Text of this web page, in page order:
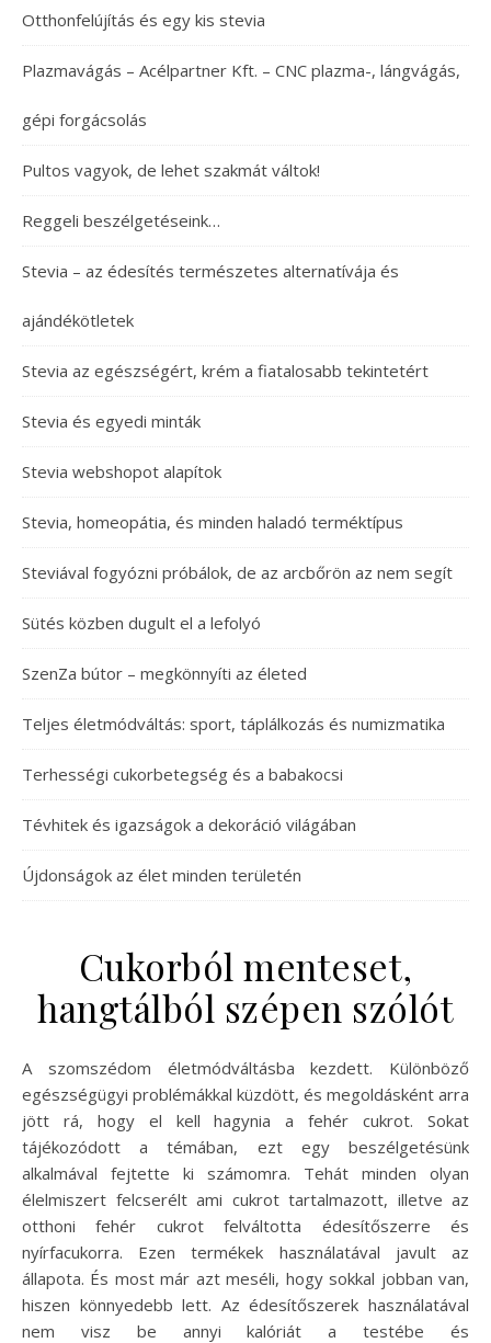
Otthonfelújítás és egy kis stevia
Plazmavágás – Acélpartner Kft. – CNC plazma-, lángvágás,
gépi forgácsolás
Pultos vagyok, de lehet szakmát váltok!
Reggeli beszélgetéseink…
Stevia – az édesítés természetes alternatívája és
ajándékötletek
Stevia az egészségért, krém a fiatalosabb tekintetért
Stevia és egyedi minták
Stevia webshopot alapítok
Stevia, homeopátia, és minden haladó terméktípus
Steviával fogyózni próbálok, de az arcbőrön az nem segít
Sütés közben dugult el a lefolyó
SzenZa bútor – megkönnyíti az életed
Teljes életmódváltás: sport, táplálkozás és numizmatika
Terhességi cukorbetegség és a babakocsi
Tévhitek és igazságok a dekoráció világában
Újdonságok az élet minden területén
Cukorból menteset,
hangtálból szépen szólót
A szomszédom életmódváltásba kezdett. Különböző
egészségügyi problémákkal küzdött, és megoldásként arra
jött rá, hogy el kell hagynia a fehér cukrot. Sokat
tájékozódott a témában, ezt egy beszélgetésünk
alkalmával fejtette ki számomra. Tehát minden olyan
élelmiszert felcserélt ami cukrot tartalmazott, illetve az
otthoni fehér cukrot felváltotta édesítőszerre és
nyírfacukorra. Ezen termékek használatával javult az
állapota. És most már azt meséli, hogy sokkal jobban van,
hiszen könnyedebb lett. Az édesítőszerek használatával
nem visz be annyi kalóriát a testébe és